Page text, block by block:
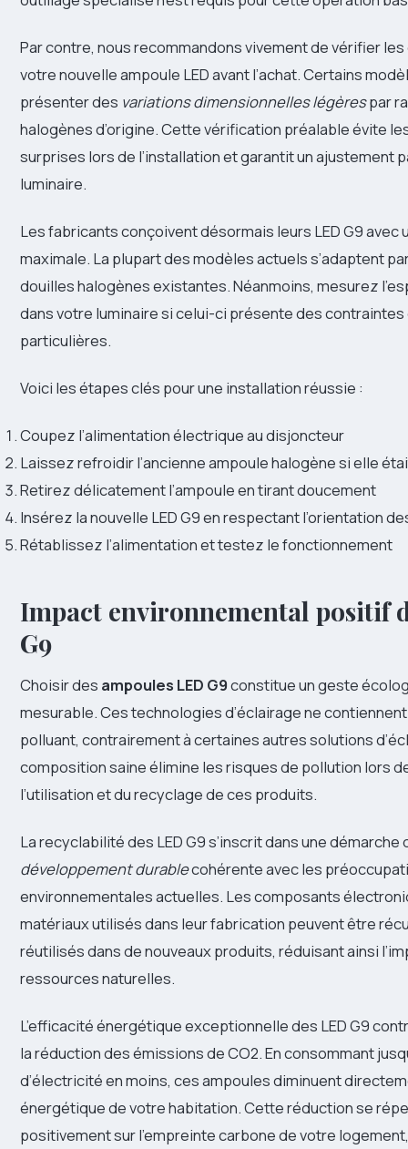
Par contre, nous recommandons vivement de vérifier
votre nouvelle ampoule LED avant l’achat. Certains
présenter des variations dimensionnelles légèrespar
halogènes d’origine. Cette vérification préalable évite
surprises lors de l’installation et garantit un ajustement
luminaire.
Les fabricants conçoivent désormais leurs LED G9 avec
maximale. La plupart des modèles actuels s’adaptent
douilles halogènes existantes. Néanmoins, mesurez
dans votre luminaire si celui-ci présente des contraintes
particulières.
Voici les étapes clés pour une installation réussie :
Coupez l’alimentation électrique au disjoncteur
Laissez refroidir l’ancienne ampoule halogène si elle
Retirez délicatement l’ampoule en tirant doucement
Insérez la nouvelle LED G9 en respectant l’orientation
Rétablissez l’alimentation et testez le fonctionnement
Impact environnemental positif
G9
Choisir des ampoules LED G9constitue un geste
mesurable. Ces technologies d’éclairage ne
polluant, contrairement à certaines autres solutions
composition saine élimine les risques de pollution lors
l’utilisation et du recyclage de ces produits.
La recyclabilité des LED G9 s’inscrit dans une démarche
développement durablecohérente avec les
environnementales actuelles. Les composants
matériaux utilisés dans leur fabrication peuvent être
réutilisés dans de nouveaux produits, réduisant ainsi
ressources naturelles.
L’efficacité énergétique exceptionnelle des LED G9
la réduction des émissions de CO2. En consommant
d’électricité en moins, ces ampoules diminuent
énergétique de votre habitation. Cette réduction se
positivement sur l’empreinte carbone de votre